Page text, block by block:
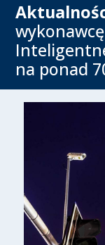
na ponad